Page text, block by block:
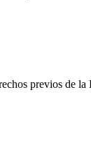
previos de la